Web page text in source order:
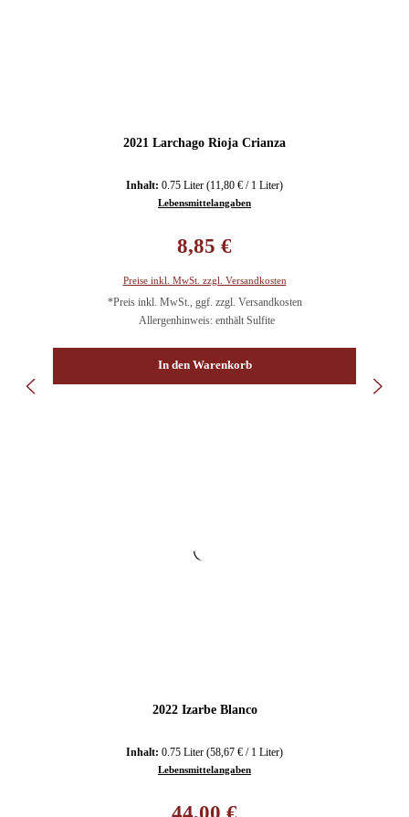
2021 Larchago Rioja Crianza
Inhalt: 0.75 Liter (11,80 € / 1 Liter)
Lebensmittelangaben
8,85 €
Preise inkl. MwSt. zzgl. Versandkosten
*Preis inkl. MwSt., ggf. zzgl. Versandkosten
Allergenhinweis: enthält Sulfite
In den Warenkorb
2022 Izarbe Blanco
Inhalt: 0.75 Liter (58,67 € / 1 Liter)
Lebensmittelangaben